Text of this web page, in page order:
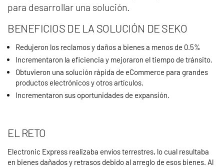
para desarrollar una solución.
BENEFICIOS DE LA SOLUCIÓN DE SEKO
Redujeron los reclamos y daños a bienes a menos de 0.5%
Incrementaron la eficiencia y mejoraron el tiempo de tránsito.
Obtuvieron una solución rápida de eCommerce para grandes
productos electrónicos y otros artículos.
Incrementaron sus oportunidades de expansión.
EL RETO
Electronic Express realizaba envíos terrestres, lo cual resultaba
en bienes dañados y retrasos debido al arreglo de esos bienes. Al